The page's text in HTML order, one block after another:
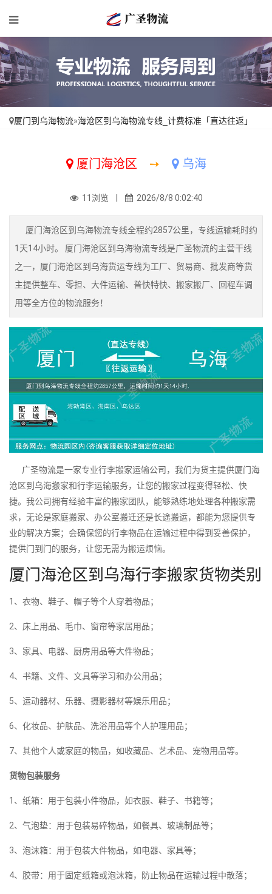
厦门到乌海物流»海沧区到乌海物流专线_计费标准「直达往返」
厦门海沧区 ➙ 乌海
11浏览 | 2026/8/8 0:02:40
厦门海沧区到乌海物流专线全程约2857公里，专线运输耗时约
1天14小时。 厦门海沧区到乌海物流专线是广圣物流的主营干线
之一，厦门海沧区到乌海货运专线为工厂、贸易商、批发商等货
主提供整车、零担、大件运输、普快特快、搬家搬厂、回程车调
用等全方位的物流服务！
广圣物流是一家专业行李搬家运输公司，我们为货主提供厦门海
沧区到乌海搬家和行李运输服务，让您的搬家过程变得轻松、快
捷。我公司拥有经验丰富的搬家团队，能够熟练地处理各种搬家需
求，无论是家庭搬家、办公室搬迁还是长途搬运，都能为您提供专
业的解决方案；会确保您的行李物品在运输过程中得到妥善保护，
提供门到门的服务，让您无需为搬运烦恼。
厦门海沧区到乌海行李搬家货物类别
1、衣物、鞋子、帽子等个人穿着物品；
2、床上用品、毛巾、窗帘等家居用品；
3、家具、电器、厨房用品等大件物品；
4、书籍、文件、文具等学习和办公用品；
5、运动器材、乐器、摄影器材等娱乐用品；
6、化妆品、护肤品、洗浴用品等个人护理用品；
7、其他个人或家庭的物品，如收藏品、艺术品、宠物用品等。
货物包装服务
1、纸箱：用于包装小件物品，如衣服、鞋子、书籍等；
2、气泡垫：用于包装易碎物品，如餐具、玻璃制品等；
3、泡沫箱：用于包装大件物品，如电器、家具等；
4、胶带：用于固定纸箱或泡沫箱，防止物品在运输过程中散落；